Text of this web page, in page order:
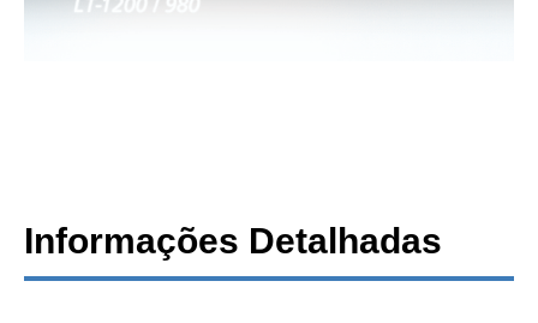
Informações Detalhadas